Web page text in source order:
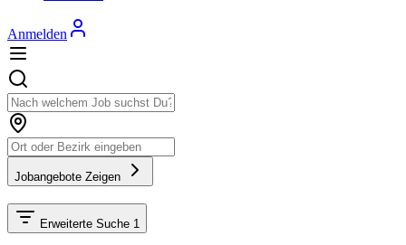
Anmelden
Jobangebote Zeigen
Erweiterte Suche 1